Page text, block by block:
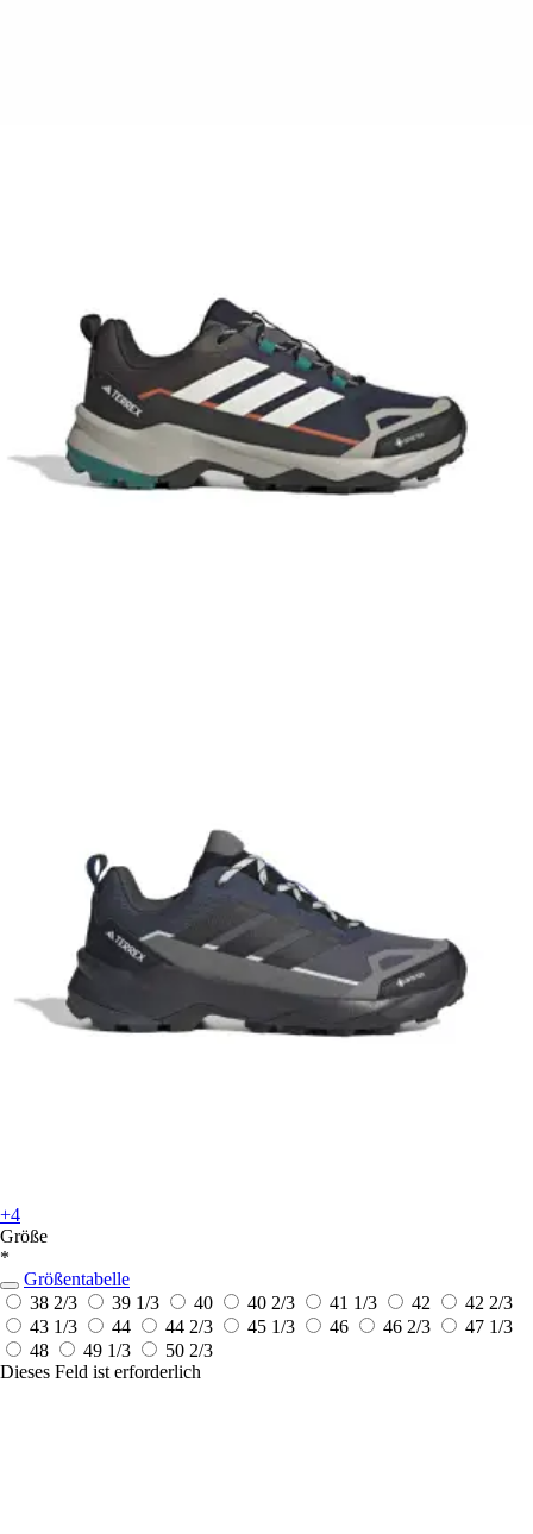
+4
Größe
*
Größentabelle
38 2/3
39 1/3 40 40 2/3 41 1/3 42
42 2/3
43 1/3
44 44 2/3 45 1/3 46 46 2/3
47 1/3
48
49 1/3
50 2/3
Dieses Feld ist erforderlich